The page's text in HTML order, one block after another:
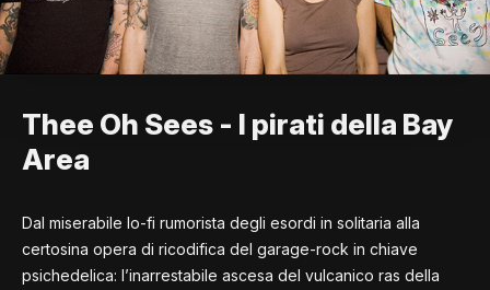
Thee Oh Sees - I pirati della Bay
Area
Dal miserabile lo-fi rumorista degli esordi in solitaria alla
certosina opera di ricodifica del garage-rock in chiave
psichedelica: l’inarrestabile ascesa del vulcanico ras della